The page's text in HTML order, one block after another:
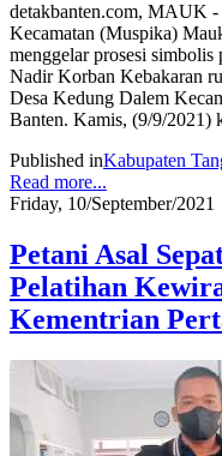
detakbanten.com, MAUK
Kecamatan (Muspika)
menggelar prosesi simbolis
Nadir Korban Kebakaran
Desa Kedung Dalem
Banten. Kamis, (9/9/2021)
Published inKabupaten
Read more...
Friday, 10/September/2021
Petani Asal
Pelatihan
Kementrian